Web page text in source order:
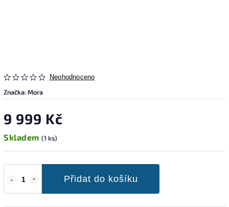
Neohodnoceno
Značka:Mora
9 999 Kč
Skladem (1 ks)
Přidat do košíku